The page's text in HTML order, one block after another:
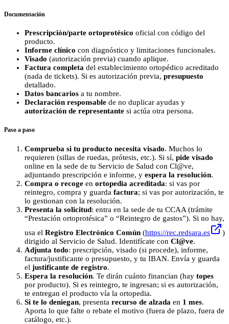
Documentación
Prescripción/parte ortoprotésico oficial con código del
producto.
Informe clínico con diagnóstico y limitaciones funcionales.
Visado (autorización previa) cuando aplique.
Factura completa del establecimiento ortopédico acreditado
(nada de tickets). Si es autorización previa, presupuesto
detallado.
Datos bancarios a tu nombre.
Declaración responsable de no duplicar ayudas y
autorización de representante si actúa otra persona.
Paso a paso
Comprueba si tu producto necesita visado. Muchos lo
requieren (sillas de ruedas, prótesis, etc.). Si sí, pide visado
online en la sede de tu Servicio de Salud con Cl@ve,
adjuntando prescripción e informe, y espera la resolución.
Compra o recoge en ortopedia acreditada: si vas por
reintegro, compra y guarda factura; si vas por autorización, te
lo gestionan con la resolución.
Presenta la solicitud: entra en la sede de tu CCAA (trámite
“Prestación ortoprotésica” o “Reintegro de gastos”). Si no hay,
usa el Registro Electrónico Común (https://rec.redsara.es
)
dirigido al Servicio de Salud. Identifícate con Cl@ve.
Adjunta todo: prescripción, visado (si procede), informe,
factura/justificante o presupuesto, y tu IBAN. Envía y guarda
el justificante de registro.
Espera la resolución. Te dirán cuánto financian (hay topes
por producto). Si es reintegro, te ingresan; si es autorización,
te entregan el producto vía la ortopedia.
Si te lo deniegan, presenta recurso de alzada en 1 mes.
Aporta lo que falte o rebate el motivo (fuera de plazo, fuera de
catálogo, etc.).